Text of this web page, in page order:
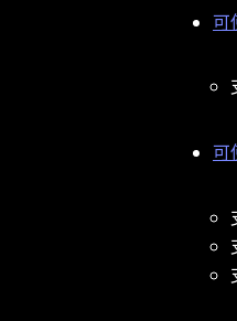
可
可